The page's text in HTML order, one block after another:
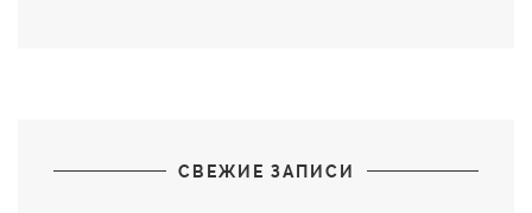
СВЕЖИЕ ЗАПИСИ